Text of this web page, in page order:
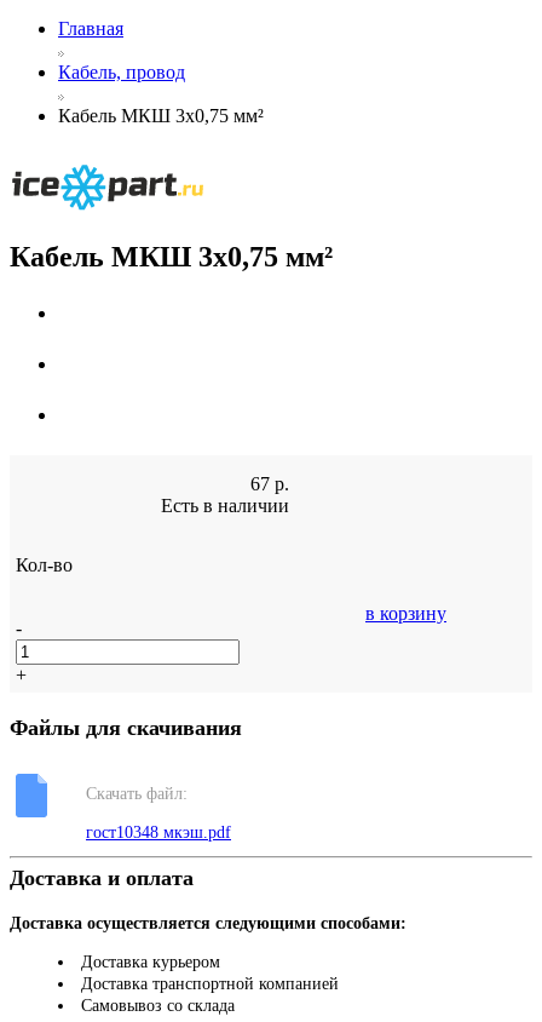
Главная
Кабель, провод
Кабель МКШ 3х0,75 мм²
Кабель МКШ 3х0,75 мм²
67 р.
Есть в наличии
Кол-во
-
+
в корзину
Файлы для скачивания
Скачать файл:
гост10348 мкэш.pdf
Доставка и оплата
Доставка осуществляется следующими способами:
Доставка курьером
Доставка транспортной компанией
Самовывоз со склада